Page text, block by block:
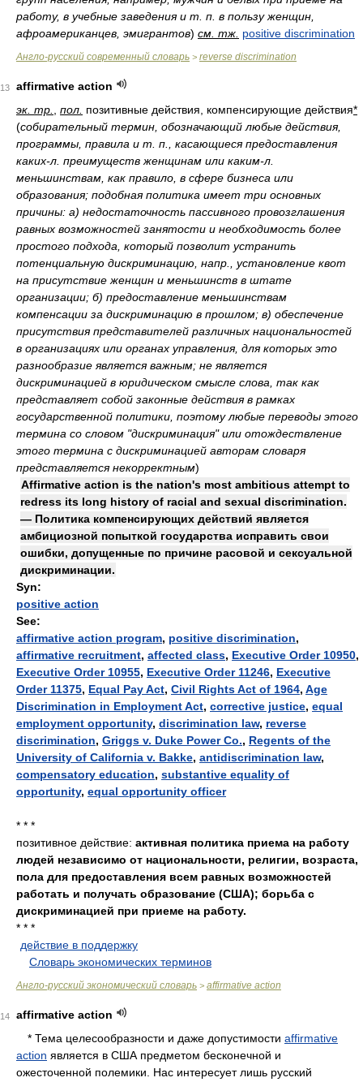
работу, в учебные заведения и т. п. в пользу женщин,
афроамериканцев, эмигрантов) см. тж. positive discrimination
Англо-русский современный словарь > reverse discrimination
13
affirmative action
эк. тр.
пол. позитивные действия, компенсирующие действия*
(собирательный термин, обозначающий любые действия,
программы, правила и т. п., касающиеся предоставления
каких-л. преимуществ женщинам или каким-л.
меньшинствам, как правило, в сфере бизнеса или
образования; подобная политика имеет три основных
причины: а) недостаточность пассивного провозглашения
равных возможностей занятости и необходимость более
простого подхода, который позволит устранить
потенциальную дискриминацию, напр., установление квот
на присутствие женщин и меньшинств в штате
организации; б) предоставление меньшинствам
компенсации за дискриминацию в прошлом; в) обеспечение
присутствия представителей различных национальностей
в организациях или органах управления, для которых это
разнообразие является важным; не является
дискриминацией в юридическом смысле слова, так как
представляет собой законные действия в рамках
государственной политики, поэтому любые переводы этого
термина со словом "дискриминация" или отождествление
этого термина с дискриминацией авторам словаря
представляется некорректным)
Affirmative action is the nation's most ambitious attempt to
redress its long history of racial and sexual discrimination.
— Политика компенсирующих действий является
амбициозной попыткой государства исправить свои
ошибки, допущенные по причине расовой и сексуальной
дискриминации.
Syn:
positive action
See:
affirmative action program, positive discrimination,
affirmative recruitment, affected class, Executive Order 10950,
Executive Order 10955, Executive Order 11246, Executive
Order 11375, Equal Pay Act, Civil Rights Act of 1964, Age
Discrimination in Employment Act, corrective justice, equal
employment opportunity, discrimination law, reverse
discrimination, Griggs v. Duke Power Co., Regents of the
University of California v. Bakke, antidiscrimination law,
compensatory education, substantive equality of
opportunity, equal opportunity officer
* * *
позитивное действие: активная политика приема на работу
людей независимо от национальности, религии, возраста,
пола для предоставления всем равных возможностей
работать и получать образование (США); борьба с
дискриминацией при приеме на работу.
* * *
действие в поддержку
Словарь экономических терминов
Англо-русский экономический словарь > affirmative action
14
affirmative action
* Тема целесообразности и даже допустимости affirmative
action является в США предметом бесконечной и
ожесточенной полемики. Нас интересует лишь русский